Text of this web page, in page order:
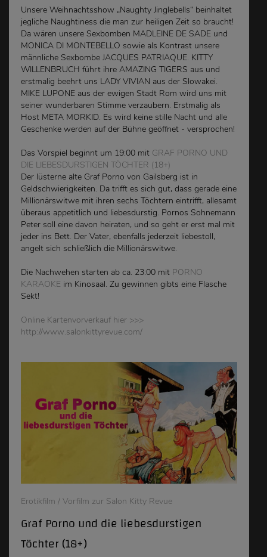
Unsere Weihnachtsshow „Naughty Jinglebells“ beinhaltet
jegliche Naughtiness die man zur heiligen Zeit so braucht!
Da wären unsere Sexbomben MADLEINE DE SADE und
MONICA DI MONTEBELLO sowie als Kontrast unsere
männliche Sexbombe JACQUES PATRIAQUE. KITTY
WILLENBRUCH führt ihre AMAZING TIGERS aus und
erstmalig beehrt uns LADY VIVIAN aus der Slowakei.
MIKE LUPONE aus der ewigen Stadt Rom wird uns mit
seiner wunderbaren Stimme verzaubern. Erstmalig als
Host META MORKID. Es wird keine stille Nacht und alle
Geschenke werden auf der Bühne geöffnet - versprochen!
Das Vorspiel beginnt um 19:00 mit GRAF PORNO UND
DIE LIEBESDURSTIGEN TÖCHTER (18+)
Der lüsterne alte Graf Porno von Gailsberg ist in
Geldschwierigkeiten. Da trifft es sich gut, dass gerade eine
Millionärswitwe mit ihren sechs Töchtern eintrifft, allesamt
überaus appetitlich und liebesdurstig. Pornos Sohnemann
Peter soll eine davon heiraten, und so geht er erst mal mit
jeder ins Bett. Der Vater, ebenfalls jederzeit liebestoll,
angelt sich schließlich die Millionärswitwe.
Die Nachwehen starten ab ca. 23:00 mit PORNO
KARAOKE im Kinosaal. Zu gewinnen gibts eine Flasche
Sekt!
Online Kartenvorverkauf hier >>>
http://www.salonkittyrevue.com/
Erotikfilm / Vorfilm zur Salon Kitty Revue
Graf Porno und die liebesdurstigen
Töchter (18+)